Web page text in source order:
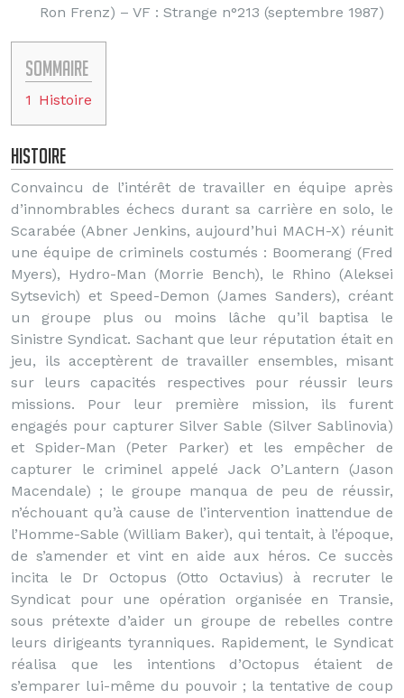
Ron Frenz) – VF : Strange n°213 (septembre 1987)
Sommaire
1 Histoire
Histoire
Convaincu de l’intérêt de travailler en équipe après
d’innombrables échecs durant sa carrière en solo, le
Scarabée (Abner Jenkins, aujourd’hui MACH-X) réunit
une équipe de criminels costumés : Boomerang (Fred
Myers), Hydro-Man (Morrie Bench), le Rhino (Aleksei
Sytsevich) et Speed-Demon (James Sanders), créant
un groupe plus ou moins lâche qu’il baptisa le
Sinistre Syndicat. Sachant que leur réputation était en
jeu, ils acceptèrent de travailler ensembles, misant
sur leurs capacités respectives pour réussir leurs
missions. Pour leur première mission, ils furent
engagés pour capturer Silver Sable (Silver Sablinovia)
et Spider-Man (Peter Parker) et les empêcher de
capturer le criminel appelé Jack O’Lantern (Jason
Macendale) ; le groupe manqua de peu de réussir,
n’échouant qu’à cause de l’intervention inattendue de
l’Homme-Sable (William Baker), qui tentait, à l’époque,
de s’amender et vint en aide aux héros. Ce succès
incita le Dr Octopus (Otto Octavius) à recruter le
Syndicat pour une opération organisée en Transie,
sous prétexte d’aider un groupe de rebelles contre
leurs dirigeants tyranniques. Rapidement, le Syndicat
réalisa que les intentions d’Octopus étaient de
s’emparer lui-même du pouvoir ; la tentative de coup